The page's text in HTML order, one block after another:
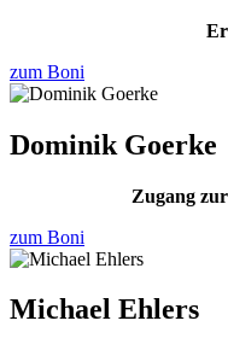
zum Boni
Dominik Goerke
Zugang
zum Boni
Michael Ehlers